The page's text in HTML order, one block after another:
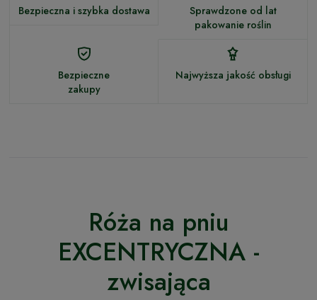
Bezpieczna i szybka dostawa
Sprawdzone od lat
pakowanie roślin
Bezpieczne
zakupy
Najwyższa jakość obsługi
Róża na pniu
EXCENTRYCZNA -
zwisająca